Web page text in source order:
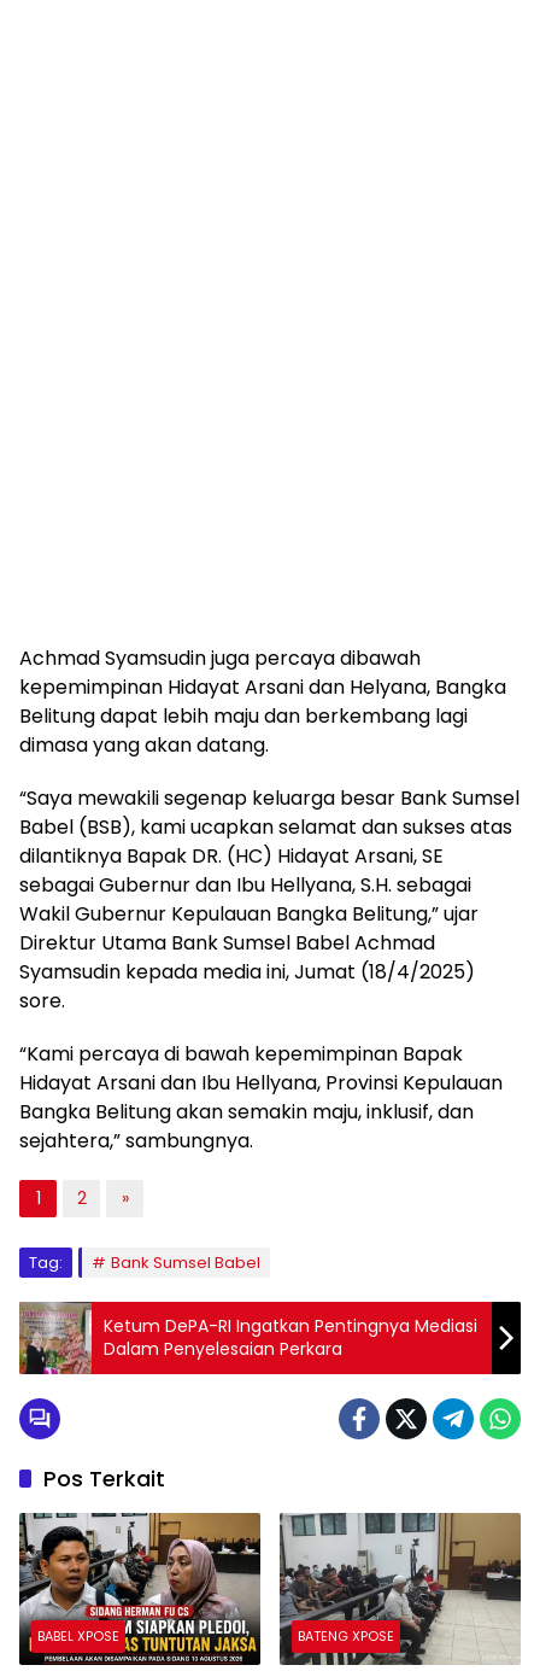
Achmad Syamsudin juga percaya dibawah
kepemimpinan Hidayat Arsani dan Helyana, Bangka
Belitung dapat lebih maju dan berkembang lagi
dimasa yang akan datang.
“Saya mewakili segenap keluarga besar Bank Sumsel
Babel (BSB), kami ucapkan selamat dan sukses atas
dilantiknya Bapak DR. (HC) Hidayat Arsani, SE
sebagai Gubernur dan Ibu Hellyana, S.H. sebagai
Wakil Gubernur Kepulauan Bangka Belitung,” ujar
Direktur Utama Bank Sumsel Babel Achmad
Syamsudin kepada media ini, Jumat (18/4/2025)
sore.
“Kami percaya di bawah kepemimpinan Bapak
Hidayat Arsani dan Ibu Hellyana, Provinsi Kepulauan
Bangka Belitung akan semakin maju, inklusif, dan
sejahtera,” sambungnya.
1 2 »
Tag: Bank Sumsel Babel
Ketum DePA-RI Ingatkan Pentingnya Mediasi
Dalam Penyelesaian Perkara
Pos Terkait
BABEL XPOSE BATENG XPOSE